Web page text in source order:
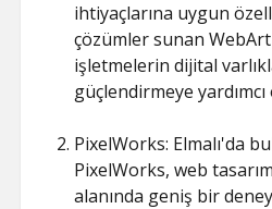
ihtiyaçlarına uygun
çözümler sunan
işletmelerin dijital
güçlendirmeye
PixelWorks: Elmalı'da
PixelWorks, web
alanında geniş bir